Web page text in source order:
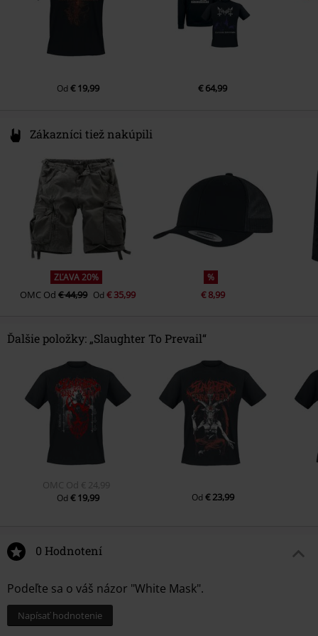
Od € 19,99 € 64,99
Zákazníci tiež nakúpili
ZĽAVA 20%
OMC Od€ 44,99 Od€ 35,99
%
€ 8,99
Ďalšie položky: „Slaughter To Prevail“
OMC Od € 24,99
Od € 19,99 Od € 23,99
0 Hodnotení
Podeľte sa o váš názor "White Mask".
Napísať hodnotenie